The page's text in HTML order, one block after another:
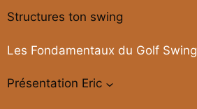
Structures ton swing
Les Fondamentaux du Golf Swing
Présentation Eric